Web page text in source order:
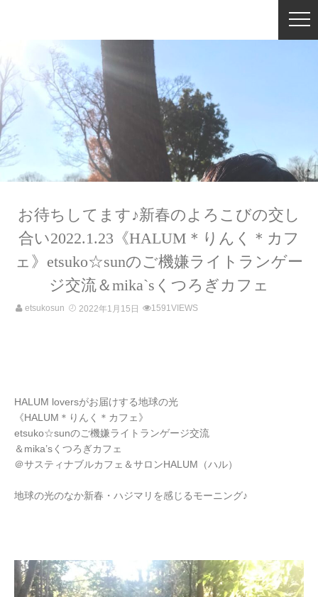
お待ちしてます♪新春のよろこびの交し
合い2022.1.23《HALUM＊りんく＊カフ
ェ》etsuko☆sunのご機嫌ライトランゲー
ジ交流＆mika`sくつろぎカフェ
etsukosun 2022年1月15日 1591VIEWS
HALUM loversがお届けする地球の光
《HALUM＊りんく＊カフェ》
etsuko☆sunのご機嫌ライトランゲージ交流
＆mika’sくつろぎカフェ
＠サスティナブルカフェ＆サロンHALUM（ハル）
地球の光のなか新春・ハジマリを感じるモーニング♪